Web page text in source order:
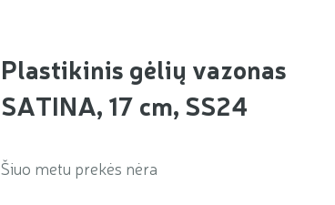
Plastikinis gėlių vazonas
SATINA, 17 cm, SS24
Šiuo metu prekės nėra